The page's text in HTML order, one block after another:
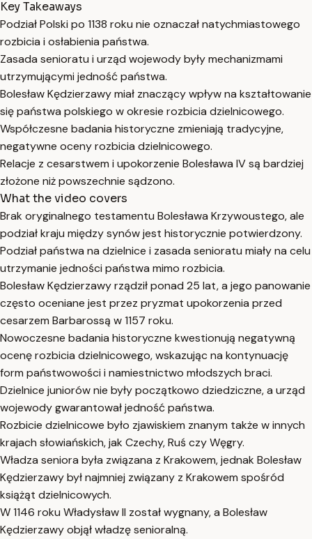
Key Takeaways
Podział Polski po 1138 roku nie oznaczał natychmiastowego
rozbicia i osłabienia państwa.
Zasada senioratu i urząd wojewody były mechanizmami
utrzymującymi jedność państwa.
Bolesław Kędzierzawy miał znaczący wpływ na kształtowanie
się państwa polskiego w okresie rozbicia dzielnicowego.
Współczesne badania historyczne zmieniają tradycyjne,
negatywne oceny rozbicia dzielnicowego.
Relacje z cesarstwem i upokorzenie Bolesława IV są bardziej
złożone niż powszechnie sądzono.
What the video covers
Brak oryginalnego testamentu Bolesława Krzywoustego, ale
podział kraju między synów jest historycznie potwierdzony.
Podział państwa na dzielnice i zasada senioratu miały na celu
utrzymanie jedności państwa mimo rozbicia.
Bolesław Kędzierzawy rządził ponad 25 lat, a jego panowanie
często oceniane jest przez pryzmat upokorzenia przed
cesarzem Barbarossą w 1157 roku.
Nowoczesne badania historyczne kwestionują negatywną
ocenę rozbicia dzielnicowego, wskazując na kontynuację
form państwowości i namiestnictwo młodszych braci.
Dzielnice juniorów nie były początkowo dziedziczne, a urząd
wojewody gwarantował jedność państwa.
Rozbicie dzielnicowe było zjawiskiem znanym także w innych
krajach słowiańskich, jak Czechy, Ruś czy Węgry.
Władza seniora była związana z Krakowem, jednak Bolesław
Kędzierzawy był najmniej związany z Krakowem spośród
książąt dzielnicowych.
W 1146 roku Władysław II został wygnany, a Bolesław
Kędzierzawy objął władzę senioralną.